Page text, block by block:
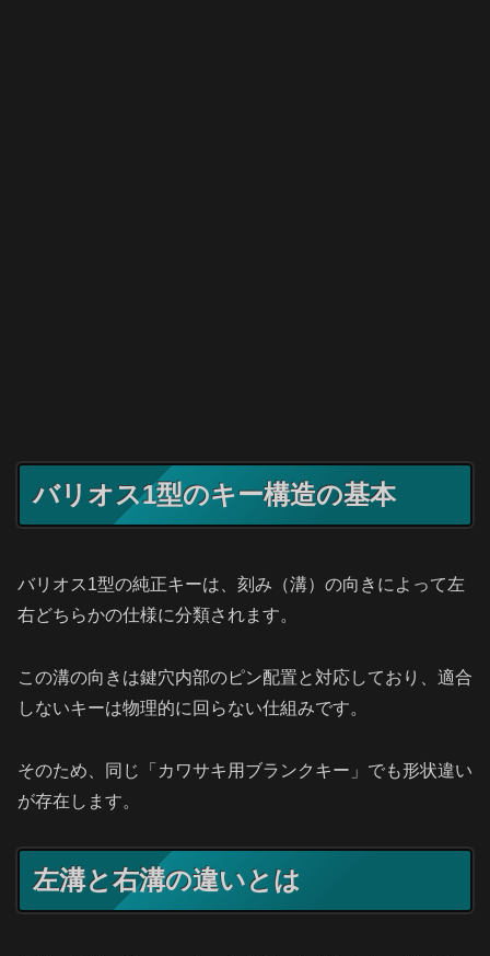
バリオス1型のキー構造の基本
バリオス1型の純正キーは、刻み（溝）の向きによって左
右どちらかの仕様に分類されます。
この溝の向きは鍵穴内部のピン配置と対応しており、適合
しないキーは物理的に回らない仕組みです。
そのため、同じ「カワサキ用ブランクキー」でも形状違い
が存在します。
左溝と右溝の違いとは